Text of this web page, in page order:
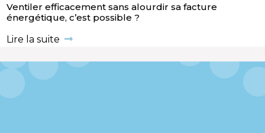
Ventiler efficacement sans alourdir sa facture
énergétique, c’est possible ?
Lire la suite